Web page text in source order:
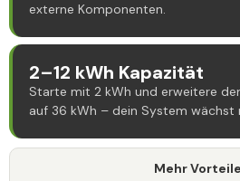
externe Komponenten.
2–12 kWh Kapazität
Starte mit 2 kWh und erweitere
auf 36 kWh – dein System
Mehr Vorteile